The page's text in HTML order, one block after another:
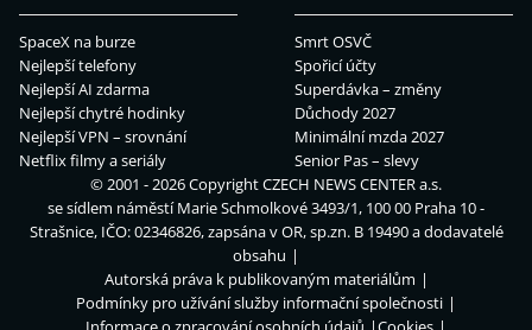
SpaceX na burze
Nejlepší telefony
Nejlepší AI zdarma
Nejlepší chytré hodinky
Nejlepší VPN – srovnání
Netflix filmy a seriály
Smrt OSVČ
Spořicí účty
Superdávka – změny
Důchody 2027
Minimální mzda 2027
Senior Pas – slevy
© 2001 - 2026 CopyrightCZECH NEWS CENTER a.s.
se sídlem náměstí Marie Schmolkové 3493/1, 100 00 Praha 10 -
Strašnice, IČO: 02346826, zapsána v OR, sp.zn. B 19490 a dodavatelé
obsahu
Autorská práva k publikovaným materiálům
Podmínky pro užívání služby informační společnosti